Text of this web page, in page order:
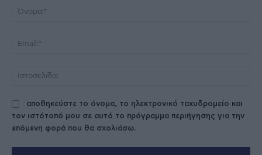
αποθηκεύστε το όνομα, το ηλεκτρονικό ταχυδρομείο και
τον ιστότοπό μου σε αυτό το πρόγραμμα περιήγησης για την
επόμενη φορά που θα σχολιάσω.